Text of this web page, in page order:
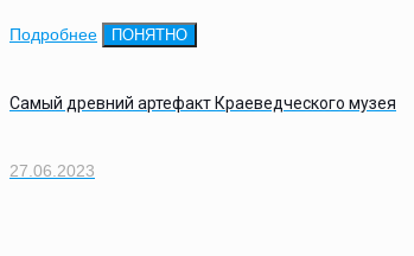
Подробнее ПОНЯТНО
Самый древний артефакт Краеведческого музея
27.06.2023